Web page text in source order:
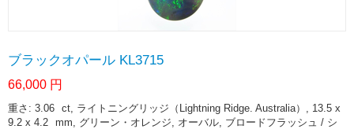
ブラックオパール KL3715
66,000 円
重さ: 3.06 ct, ライトニングリッジ（Lightning Ridge. Australia）, 13.5 x
9.2 x 4.2 mm, グリーン・オレンジ, オーバル, ブロードフラッシュ / シ